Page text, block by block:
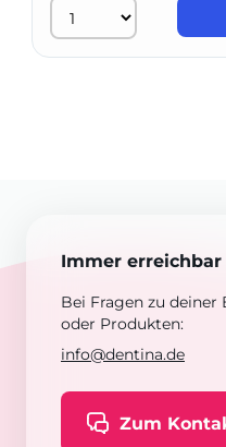
Immer erreichbar
Bei Fragen zu deiner
oder Produkten:
info@dentina.de
Zum